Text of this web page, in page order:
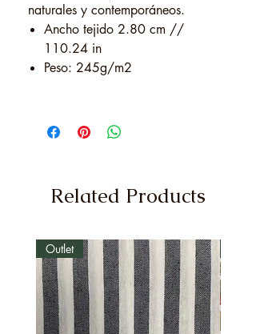
naturales y contemporáneos.
Ancho tejido 2.80 cm //
110.24 in
Peso: 245g/m2
Related Products
Outlet